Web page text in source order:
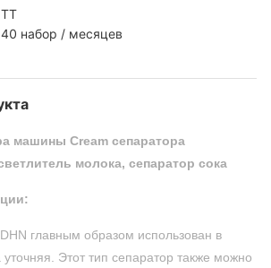
TT
40 набор / месяцев
машины Cream сепаратора
молока, сепаратор сока
главным образом использован в
Этот тип сепаратор также можно